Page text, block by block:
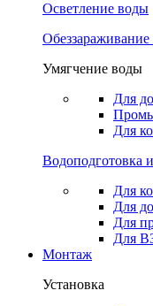
Осветление воды
Умягчение воды
Для
Для
Водоподготовка
Для
Для
Для
Для
Монтаж
Установка